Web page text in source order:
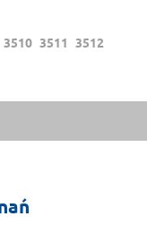
3510 3511
3512